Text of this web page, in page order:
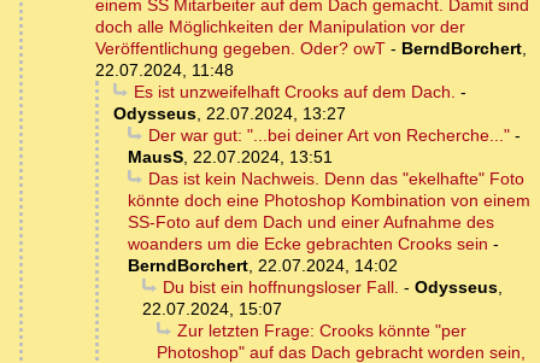
einem SS Mitarbeiter auf dem Dach gemacht. Damit sind
doch alle Möglichkeiten der Manipulation vor der
Veröffentlichung gegeben. Oder? owT - BerndBorchert,
22.07.2024, 11:48
Es ist unzweifelhaft Crooks auf dem Dach. -
Odysseus, 22.07.2024, 13:27
Der war gut: "...bei deiner Art von Recherche..."-
MausS, 22.07.2024, 13:51
Das ist kein Nachweis. Denn das "ekelhafte" Foto
könnte doch eine Photoshop Kombination von einem
SS-Foto auf dem Dach und einer Aufnahme des
woanders um die Ecke gebrachten Crooks sein -
BerndBorchert, 22.07.2024, 14:02
Du bist ein hoffnungsloser Fall. - Odysseus,
22.07.2024, 15:07
Zur letzten Frage: Crooks könnte "per
Photoshop" auf das Dach gebracht worden sein,